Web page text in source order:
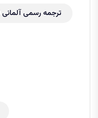
ترجمه رسمی آلمانی